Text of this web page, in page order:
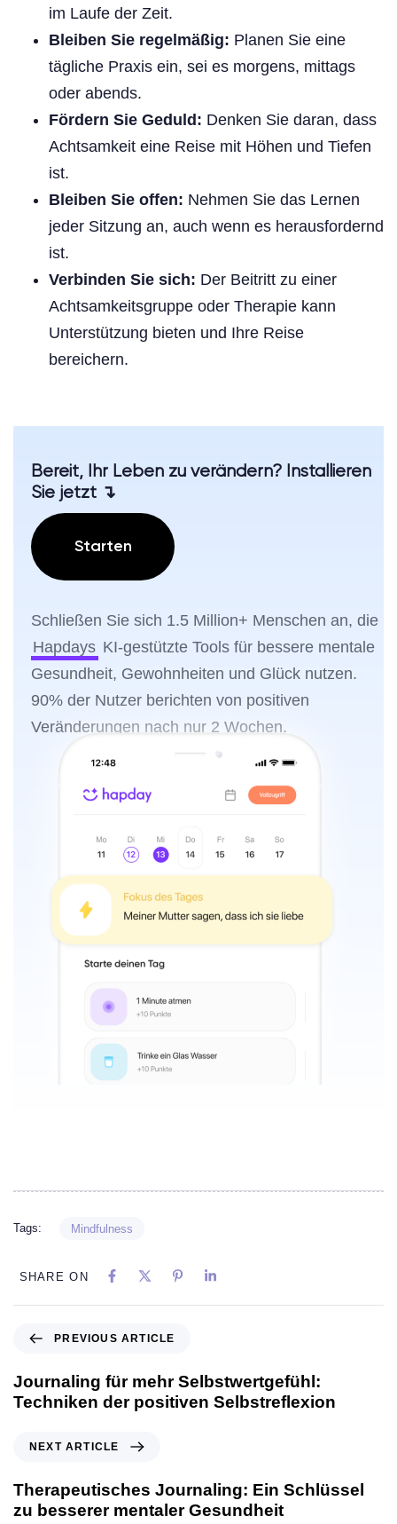
im Laufe der Zeit.
Bleiben Sie regelmäßig: Planen Sie eine
tägliche Praxis ein, sei es morgens, mittags
oder abends.
Fördern Sie Geduld: Denken Sie daran, dass
Achtsamkeit eine Reise mit Höhen und Tiefen
ist.
Bleiben Sie offen: Nehmen Sie das Lernen
jeder Sitzung an, auch wenn es herausfordernd
ist.
Verbinden Sie sich: Der Beitritt zu einer
Achtsamkeitsgruppe oder Therapie kann
Unterstützung bieten und Ihre Reise
bereichern.
Bereit, Ihr Leben zu verändern? Installieren
Sie jetzt ↴
Starten
Schließen Sie sich 1.5 Million+ Menschen an, die
Hapdays KI-gestützte Tools für bessere mentale
Gesundheit, Gewohnheiten und Glück nutzen.
90% der Nutzer berichten von positiven
Veränderungen nach nur 2 Wochen.
Tags: Mindfulness
SHARE ON
PREVIOUS ARTICLE
Journaling für mehr Selbstwertgefühl:
Techniken der positiven Selbstreflexion
NEXT ARTICLE
Therapeutisches Journaling: Ein Schlüssel
zu besserer mentaler Gesundheit